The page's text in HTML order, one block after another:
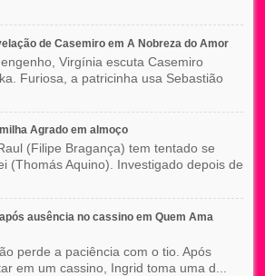
de Casemiro em A Nobreza do Amor
Virgínia escuta Casemiro
Furiosa, a patricinha usa Sebastião
Agrado em almoço
(Filipe Bragança) tem tentado se
(Thomás Aquino). Investigado depois de
ausência no cassino em Quem Ama
perde a paciência com o tio. Após
em um cassino, Ingrid toma uma d...